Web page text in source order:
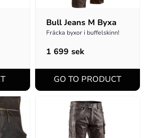
Bull Jeans M Byxa
Fräcka byxor i buffelskinn!
1 699 sek